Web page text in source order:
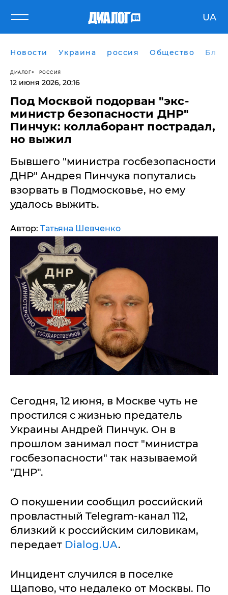
UA
Новости Украина россия Общество
ДИАЛОГ РОССИЯ
12 июня 2026, 20:16
​Под Москвой подорван "экс-
министр безопасности ДНР"
Пинчук: коллаборант пострадал,
но выжил
Бывшего "министра госбезопасности
ДНР" Андрея Пинчука попутались
взорвать в Подмосковье, но ему
удалось выжить.
Автор: Татьяна Шевченко
Сегодня, 12 июня, в Москве чуть не
простился с жизнью предатель
Украины Андрей Пинчук. Он в
прошлом занимал пост "министра
госбезопасности" так называемой
"ДНР".
О покушении сообщил российский
провластный Telegram-канал 112,
близкий к российским силовикам,
передает Dialog.UA.
Инцидент случился в поселке
Щапово, что недалеко от Москвы. По